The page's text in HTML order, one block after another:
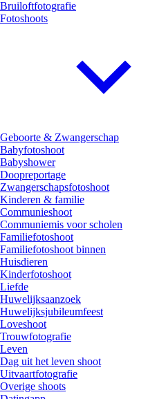
Bruiloftfotografie
Fotoshoots
Geboorte & Zwangerschap
Babyfotoshoot
Babyshower
Doopreportage
Zwangerschapsfotoshoot
Kinderen & familie
Communieshoot
Communiemis voor scholen
Familiefotoshoot
Familiefotoshoot binnen
Huisdieren
Kinderfotoshoot
Liefde
Huwelijksaanzoek
Huwelijksjubileumfeest
Loveshoot
Trouwfotografie
Leven
Dag uit het leven shoot
Uitvaartfotografie
Overige shoots